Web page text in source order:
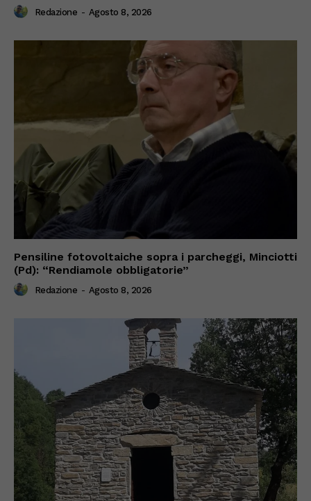
Redazione - Agosto 8, 2026
Pensiline fotovoltaiche sopra i parcheggi, Minciotti
(Pd): “Rendiamole obbligatorie”
Redazione - Agosto 8, 2026